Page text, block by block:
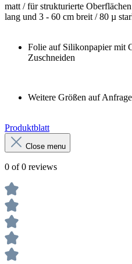
matt / für strukturierte
lang und 3 - 60 cm breit / 80 µ
Folie auf Silikonpapier mit
Zuschneiden
Weitere Größen auf
Produktblatt
Close menu
0 of 0 reviews